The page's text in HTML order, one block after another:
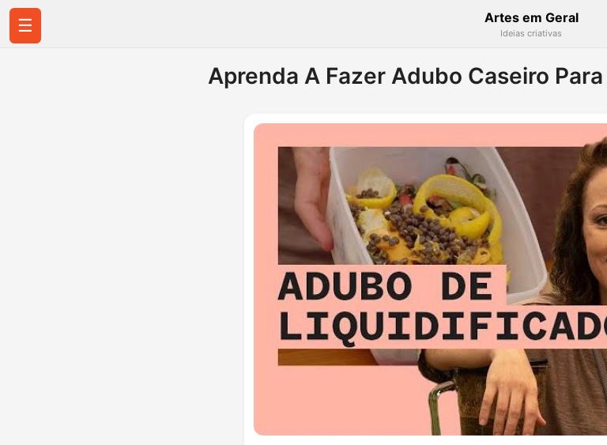
☰ Artes em Geral
Ideias criativas
Aprenda A Fazer Adubo Caseiro